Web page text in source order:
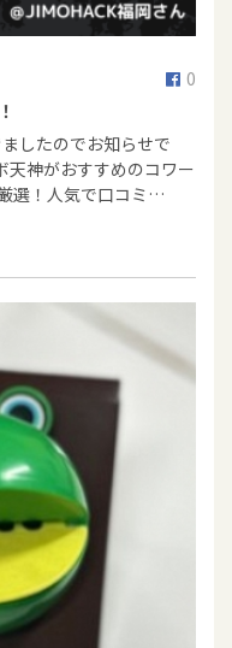
0
したのでお知らせで
神がおすすめのコワー
選！人気で口コミ…